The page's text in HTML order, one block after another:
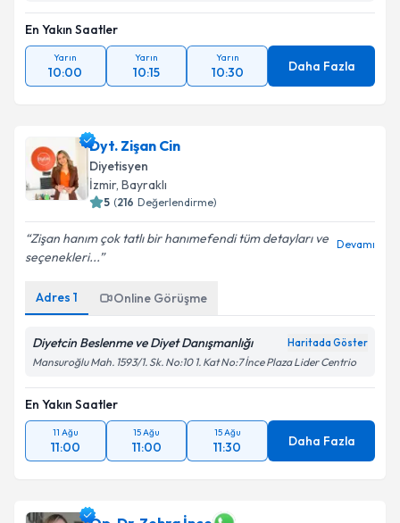
En Yakın Saatler
Yarın
10:00
Yarın
10:15
Yarın
10:30 Daha Fazla
Dyt. Zişan Cin
Diyetisyen
İzmir,Bayraklı
( Değerlendirme)
Zişan hanım çok tatlı bir hanımefendi tüm detayları ve
seçenekleri...
Adres 1 Online Görüşme
Diyetcin Beslenme ve Diyet Danışmanlığı
Mansuroğlu Mah. 1593/1. Sk. No:10 1. Kat No:7 İnce Plaza Lider Centrio
En Yakın Saatler
11 Ağu
11:00
15 Ağu
11:00
15 Ağu
11:30 Daha Fazla